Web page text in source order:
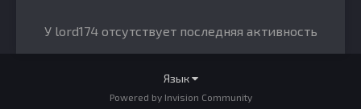
У lord174 отсутствует последняя активность
Язык
Powered by Invision Community